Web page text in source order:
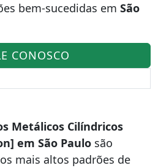
bem-sucedidas em São
CONOSCO
Metálicos Cilíndricos
em São Paulo são
mais altos padrões de